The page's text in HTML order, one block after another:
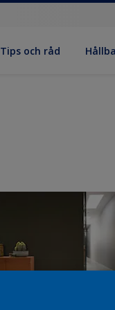
Tips och råd